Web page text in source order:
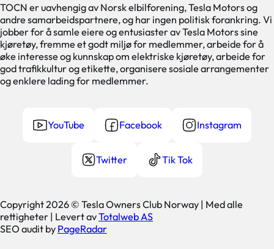
TOCN er uavhengig av Norsk elbilforening, Tesla Motors og
andre samarbeidspartnere, og har ingen politisk forankring. Vi
jobber for å samle eiere og entusiaster av Tesla Motors sine
kjøretøy, fremme et godt miljø for medlemmer, arbeide for å
øke interesse og kunnskap om elektriske kjøretøy, arbeide for
god trafikkultur og etikette, organisere sosiale arrangementer
og enklere lading for medlemmer.
YouTube Facebook Instagram
Twitter Tik Tok
Copyright 2026 © Tesla Owners Club Norway | Med alle
rettigheter | Levert avTotalweb AS
SEO audit by PageRadar